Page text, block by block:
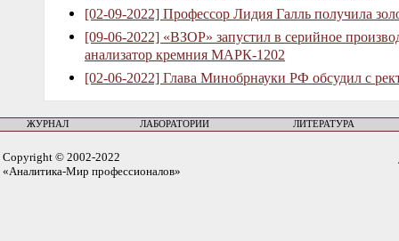
[02-09-2022] Профессор Лидия Галль получила
[09-06-2022] «ВЗОР» запустил в серийное
анализатор кремния МАРК-1202
[02-06-2022] Глава Минобрнауки РФ обсудил с
ЖУРНАЛ ЛАБОРАТОРИИ ЛИТЕРАТУРА
Copyright © 2002-2022
«Аналитика-Мир профессионалов»